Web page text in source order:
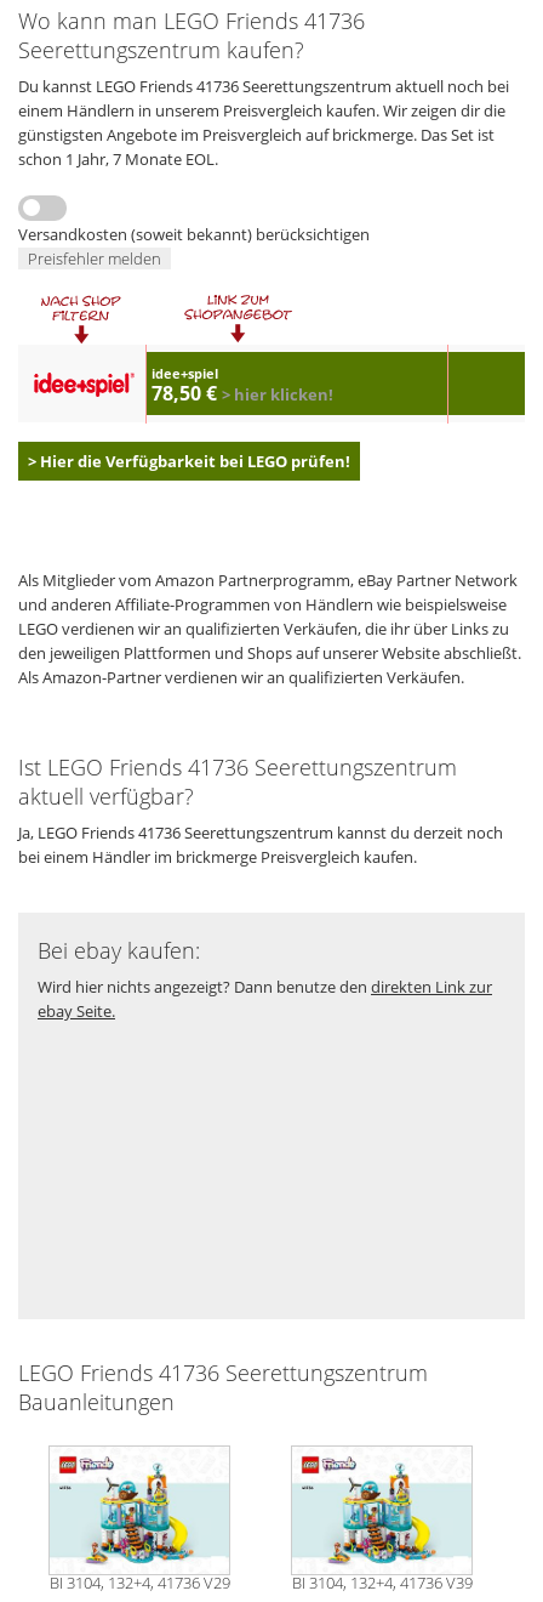
Wo kann man LEGO Friends 41736
Seerettungszentrum kaufen?
Du kannst LEGO Friends 41736 Seerettungszentrum aktuell noch bei
einem Händlern in unserem Preisvergleich kaufen. Wir zeigen dir die
günstigsten Angebote im Preisvergleich auf brickmerge. Das Set ist
schon 1 Jahr, 7 Monate EOL.
Versandkosten (soweit bekannt) berücksichtigen
Preisfehler melden
idee+spiel
78,50 € > hier klicken!
> Hier die Verfügbarkeit bei LEGO prüfen!
Als Mitglieder vom Amazon Partnerprogramm, eBay Partner Network
und anderen Affiliate-Programmen von Händlern wie beispielsweise
LEGO verdienen wir an qualifizierten Verkäufen, die ihr über Links zu
den jeweiligen Plattformen und Shops auf unserer Website abschließt.
Als Amazon-Partner verdienen wir an qualifizierten Verkäufen.
Ist LEGO Friends 41736 Seerettungszentrum
aktuell verfügbar?
Ja, LEGO Friends 41736 Seerettungszentrum kannst du derzeit noch
bei einem Händler im brickmerge Preisvergleich kaufen.
Bei ebay kaufen:
Wird hier nichts angezeigt? Dann benutze den direkten Link zur
ebay Seite.
LEGO Friends 41736 Seerettungszentrum
Bauanleitungen
BI 3104, 132+4, 41736 V29 BI 3104, 132+4, 41736 V39